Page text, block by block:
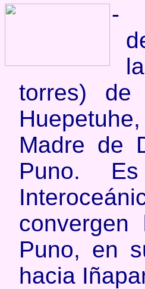
-
torres) de
Madre de
Puno.
Puno, en
hacia